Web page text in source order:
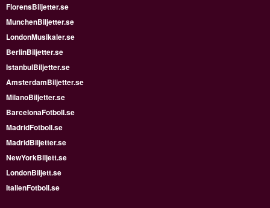
FlorensBiljetter.se
MunchenBiljetter.se
LondonMusikaler.se
BerlinBiljetter.se
IstanbulBiljetter.se
AmsterdamBiljetter.se
MilanoBiljetter.se
BarcelonaFotboll.se
MadridFotboll.se
MadridBiljetter.se
NewYorkBiljett.se
LondonBiljett.se
ItalienFotboll.se